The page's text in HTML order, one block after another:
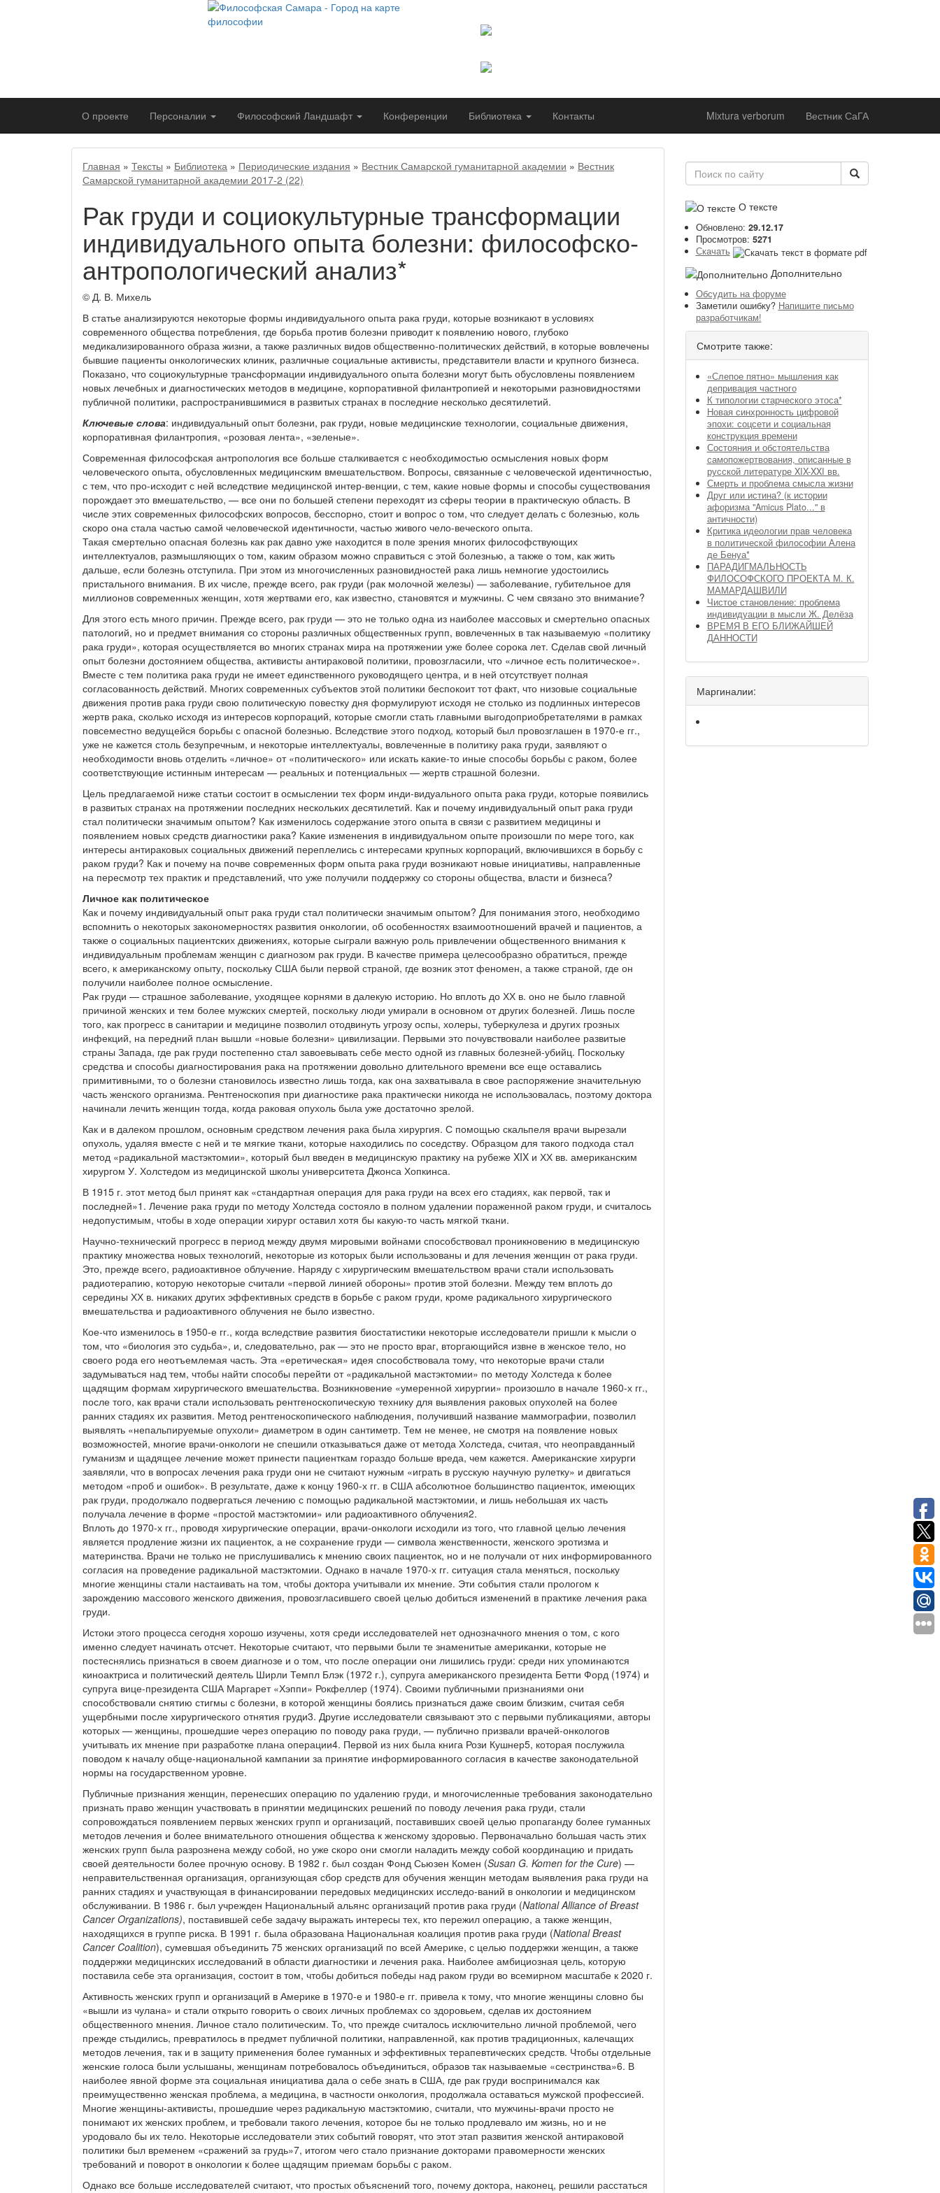
О проекте Персоналии Философский Ландшафт Конференции Библиотека Контакты Mixtura verborum Вестник СаГА
Главная » Тексты » Библиотека » Периодические издания » Вестник Самарской гуманитарной академии » Вестник
Самарской гуманитарной академии 2017-2 (22)
Рак груди и социокультурные трансформации
индивидуального опыта болезни: философско-
антропологический анализ*
© Д. В. Михель
В статье анализируются некоторые формы индивидуального опыта рака груди, которые возникают в условиях
современного общества потребления, где борьба против болезни приводит к появлению нового, глубоко
медикализированного образа жизни, а также различных видов общественно-политических действий, в которые вовлечены
бывшие пациенты онкологических клиник, различные социальные активисты, представители власти и крупного бизнеса.
Показано, что социокультурные трансформации индивидуального опыта болезни могут быть обусловлены появлением
новых лечебных и диагностических методов в медицине, корпоративной филантропией и некоторыми разновидностями
публичной политики, распространившимися в развитых странах в последние несколько десятилетий.
Ключевые слова: индивидуальный опыт болезни, рак груди, новые медицинские технологии, социальные движения,
корпоративная филантропия, «розовая лента», «зеленые».
Современная философская антропология все больше сталкивается с необходимостью осмысления новых форм
человеческого опыта, обусловленных медицинским вмешательством. Вопросы, связанные с человеческой идентичностью,
с тем, что про-исходит с ней вследствие медицинской интер-венции, с тем, какие новые формы и способы существования
порождает это вмешательство, — все они по большей степени переходят из сферы теории в практическую область. В
числе этих современных философских вопросов, бесспорно, стоит и вопрос о том, что следует делать с болезнью, коль
скоро она стала частью самой человеческой идентичности, частью живого чело-веческого опыта.
Такая смертельно опасная болезнь как рак давно уже находится в поле зрения многих философствующих
интеллектуалов, размышляющих о том, каким образом можно справиться с этой болезнью, а также о том, как жить
дальше, если болезнь отступила. При этом из многочисленных разновидностей рака лишь немногие удостоились
пристального внимания. В их числе, прежде всего, рак груди (рак молочной железы) — заболевание, губительное для
миллионов современных женщин, хотя жертвами его, как известно, становятся и мужчины. С чем связано это внимание?
Для этого есть много причин. Прежде всего, рак груди — это не только одна из наиболее массовых и смертельно опасных
патологий, но и предмет внимания со стороны различных общественных групп, вовлеченных в так называемую «политику
рака груди», которая осуществляется во многих странах мира на протяжении уже более сорока лет. Сделав свой личный
опыт болезни достоянием общества, активисты антираковой политики, провозгласили, что «личное есть политическое».
Вместе с тем политика рака груди не имеет единственного руководящего центра, и в ней отсутствует полная
согласованность действий. Многих современных субъектов этой политики беспокоит тот факт, что низовые социальные
движения против рака груди свою политическую повестку дня формулируют исходя не столько из подлинных интересов
жертв рака, сколько исходя из интересов корпораций, которые смогли стать главными выгодоприобретателями в рамках
повсеместно ведущейся борьбы с опасной болезнью. Вследствие этого подход, который был провозглашен в 1970-е гг.,
уже не кажется столь безупречным, и некоторые интеллектуалы, вовлеченные в политику рака груди, заявляют о
необходимости вновь отделить «личное» от «политического» или искать какие-то иные способы борьбы с раком, более
соответствующие истинным интересам — реальных и потенциальных — жертв страшной болезни.
Цель предлагаемой ниже статьи состоит в осмыслении тех форм инди-видуального опыта рака груди, которые появились
в развитых странах на протяжении последних нескольких десятилетий. Как и почему индивидуальный опыт рака груди
стал политически значимым опытом? Как изменилось содержание этого опыта в связи с развитием медицины и
появлением новых средств диагностики рака? Какие изменения в индивидуальном опыте произошли по мере того, как
интересы антираковых социальных движений переплелись с интересами крупных корпораций, включившихся в борьбу с
раком груди? Как и почему на почве современных форм опыта рака груди возникают новые инициативы, направленные
на пересмотр тех практик и представлений, что уже получили поддержку со стороны общества, власти и бизнеса?
Личное как политическое
Как и почему индивидуальный опыт рака груди стал политически значимым опытом? Для понимания этого, необходимо
вспомнить о некоторых закономерностях развития онкологии, об особенностях взаимоотношений врачей и пациентов, а
также о социальных пациентских движениях, которые сыграли важную роль привлечении общественного внимания к
индивидуальным проблемам женщин с диагнозом рак груди. В качестве примера целесообразно обратиться, прежде
всего, к американскому опыту, поскольку США были первой страной, где возник этот феномен, а также страной, где он
получили наиболее полное осмысление.
Рак груди — страшное заболевание, уходящее корнями в далекую историю. Но вплоть до ХХ в. оно не было главной
причиной женских и тем более мужских смертей, поскольку люди умирали в основном от других болезней. Лишь после
того, как прогресс в санитарии и медицине позволил отодвинуть угрозу оспы, холеры, туберкулеза и других грозных
инфекций, на передний план вышли «новые болезни» цивилизации. Первыми это почувствовали наиболее развитые
страны Запада, где рак груди постепенно стал завоевывать себе место одной из главных болезней-убийц. Поскольку
средства и способы диагностирования рака на протяжении довольно длительного времени все еще оставались
примитивными, то о болезни становилось известно лишь тогда, как она захватывала в свое распоряжение значительную
часть женского организма. Рентгеноскопия при диагностике рака практически никогда не использовалась, поэтому доктора
начинали лечить женщин тогда, когда раковая опухоль была уже достаточно зрелой.
Как и в далеком прошлом, основным средством лечения рака была хирургия. С помощью скальпеля врачи вырезали
опухоль, удаляя вместе с ней и те мягкие ткани, которые находились по соседству. Образцом для такого подхода стал
метод «радикальной мастэктомии», который был введен в медицинскую практику на рубеже XIX и ХХ вв. американским
хирургом У. Холстедом из медицинской школы университета Джонса Хопкинса.
В 1915 г. этот метод был принят как «стандартная операция для рака груди на всех его стадиях, как первой, так и
последней»1. Лечение рака груди по методу Холстеда состояло в полном удалении пораженной раком груди, и считалось
недопустимым, чтобы в ходе операции хирург оставил хотя бы какую-то часть мягкой ткани.
Научно-технический прогресс в период между двумя мировыми войнами способствовал проникновению в медицинскую
практику множества новых технологий, некоторые из которых были использованы и для лечения женщин от рака груди.
Это, прежде всего, радиоактивное облучение. Наряду с хирургическим вмешательством врачи стали использовать
радиотерапию, которую некоторые считали «первой линией обороны» против этой болезни. Между тем вплоть до
середины ХХ в. никаких других эффективных средств в борьбе с раком груди, кроме радикального хирургического
вмешательства и радиоактивного облучения не было известно.
Кое-что изменилось в 1950-е гг., когда вследствие развития биостатистики некоторые исследователи пришли к мысли о
том, что «биология это судьба», и, следовательно, рак — это не просто враг, вторгающийся извне в женское тело, но
своего рода его неотъемлемая часть. Эта «еретическая» идея способствовала тому, что некоторые врачи стали
задумываться над тем, чтобы найти способы перейти от «радикальной мастэктомии» по методу Холстеда к более
щадящим формам хирургического вмешательства. Возникновение «умеренной хирургии» произошло в начале 1960-х гг.,
после того, как врачи стали использовать рентгеноскопическую технику для выявления раковых опухолей на более
ранних стадиях их развития. Метод рентгеноскопического наблюдения, получивший название маммографии, позволил
выявлять «непальпируемые опухоли» диаметром в один сантиметр. Тем не менее, не смотря на появление новых
возможностей, многие врачи-онкологи не спешили отказываться даже от метода Холстеда, считая, что неоправданный
гуманизм и щадящее лечение может принести пациенткам гораздо больше вреда, чем кажется. Американские хирурги
заявляли, что в вопросах лечения рака груди они не считают нужным «играть в русскую научную рулетку» и двигаться
методом «проб и ошибок». В результате, даже к концу 1960-х гг. в США абсолютное большинство пациенток, имеющих
рак груди, продолжало подвергаться лечению с помощью радикальной мастэктомии, и лишь небольшая их часть
получала лечение в форме «простой мастэктомии» или радиоактивного облучения2.
Вплоть до 1970-х гг., проводя хирургические операции, врачи-онкологи исходили из того, что главной целью лечения
является продление жизни их пациенток, а не сохранение груди — символа женственности, женского эротизма и
материнства. Врачи не только не прислушивались к мнению своих пациенток, но и не получали от них информированного
согласия на проведение радикальной мастэктомии. Однако в начале 1970-х гг. ситуация стала меняться, поскольку
многие женщины стали настаивать на том, чтобы доктора учитывали их мнение. Эти события стали прологом к
зарождению массового женского движения, провозгласившего своей целью добиться изменений в практике лечения рака
груди.
Истоки этого процесса сегодня хорошо изучены, хотя среди исследователей нет однозначного мнения о том, с кого
именно следует начинать отсчет. Некоторые считают, что первыми были те знаменитые американки, которые не
постеснялись признаться в своем диагнозе и о том, что после операции они лишились груди: среди них упоминаются
киноактриса и политический деятель Ширли Темпл Блэк (1972 г.), супруга американского президента Бетти Форд (1974) и
супруга вице-президента США Маргарет «Хэппи» Рокфеллер (1974). Своими публичными признаниями они
способствовали снятию стигмы с болезни, в которой женщины боялись признаться даже своим близким, считая себя
ущербными после хирургического отнятия груди3. Другие исследователи связывают это с первыми публикациями, авторы
которых — женщины, прошедшие через операцию по поводу рака груди, — публично призвали врачей-онкологов
учитывать их мнение при разработке плана операции4. Первой из них была книга Рози Кушнер5, которая послужила
поводом к началу обще-национальной кампании за принятие информированного согласия в качестве законодательной
нормы на государственном уровне.
Публичные признания женщин, перенесших операцию по удалению груди, и многочисленные требования законодательно
признать право женщин участвовать в принятии медицинских решений по поводу лечения рака груди, стали
сопровождаться появлением первых женских групп и организаций, поставивших своей целью пропаганду более гуманных
методов лечения и более внимательного отношения общества к женскому здоровью. Первоначально большая часть этих
женских групп была разрознена между собой, но уже скоро они смогли наладить между собой координацию и придать
своей деятельности более прочную основу. В 1982 г. был создан Фонд Сьюзен Комен (Susan G. Komen for the Cure) —
неправительственная организация, организующая сбор средств для обучения женщин методам выявления рака груди на
ранних стадиях и участвующая в финансировании передовых медицинских исследо-ваний в онкологии и медицинском
обслуживании. В 1986 г. был учрежден Национальный альянс организаций против рака груди (National Alliance of Breast
Cancer Organizations), поставившей себе задачу выражать интересы тех, кто пережил операцию, а также женщин,
находящихся в группе риска. В 1991 г. была образована Национальная коалиция против рака груди (National Breast
Cancer Coalition), сумевшая объединить 75 женских организаций по всей Америке, с целью поддержки женщин, а также
поддержки медицинских исследований в области диагностики и лечения рака. Наиболее амбициозная цель, которую
поставила себе эта организация, состоит в том, чтобы добиться победы над раком груди во всемирном масштабе к 2020 г.
Активность женских групп и организаций в Америке в 1970-е и 1980-е гг. привела к тому, что многие женщины словно бы
«вышли из чулана» и стали открыто говорить о своих личных проблемах со здоровьем, сделав их достоянием
общественного мнения. Личное стало политическим. То, что прежде считалось исключительно личной проблемой, чего
прежде стыдились, превратилось в предмет публичной политики, направленной, как против традиционных, калечащих
методов лечения, так и в защиту применения более гуманных и эффективных терапевтических средств. Чтобы отдельные
женские голоса были услышаны, женщинам потребовалось объединиться, образов так называемые «сестринства»6. В
наиболее явной форме эта социальная инициатива дала о себе знать в США, где рак груди воспринимался как
преимущественно женская проблема, а медицина, в частности онкология, продолжала оставаться мужской профессией.
Многие женщины-активисты, прошедшие через радикальную мастэктомию, считали, что мужчины-врачи просто не
понимают их женских проблем, и требовали такого лечения, которое бы не только продлевало им жизнь, но и не
уродовало бы их тело. Некоторые исследователи этих событий говорят, что этот этап развития женской антираковой
политики был временем «сражений за грудь»7, итогом чего стало признание докторами правомерности женских
требований и поворот в онкологии к более щадящим приемам борьбы с раком.
Однако все больше исследователей считают, что простых объяснений того, почему доктора, наконец, решили расстаться
О тексте
Обновлено: 29.12.17
Просмотров: 5271
Скачать
Дополнительно
Обсудить на форуме
Заметили ошибку? Напишите письмо
разработчикам!
Смотрите также:
«Слепое пятно» мышления как
депривация частного
К типологии старческого этоса*
Новая синхронность цифровой
эпохи: соцсети и социальная
конструкция времени
Состояния и обстоятельства
самопожертвования, описанные в
русской литературе XIX-XXI вв.
Смерть и проблема смысла жизни
Друг или истина? (к истории
афоризма "Amicus Plato..." в
античности)
Критика идеологии прав человека
в политической философии Алена
де Бенуа*
ПАРАДИГМАЛЬНОСТЬ
ФИЛОСОФСКОГО ПРОЕКТА М. К.
МАМАРДАШВИЛИ
Чистое становление: проблема
индивидуации в мысли Ж. Делёза
ВРЕМЯ В ЕГО БЛИЖАЙШЕЙ
ДАННОСТИ
Маргиналии: